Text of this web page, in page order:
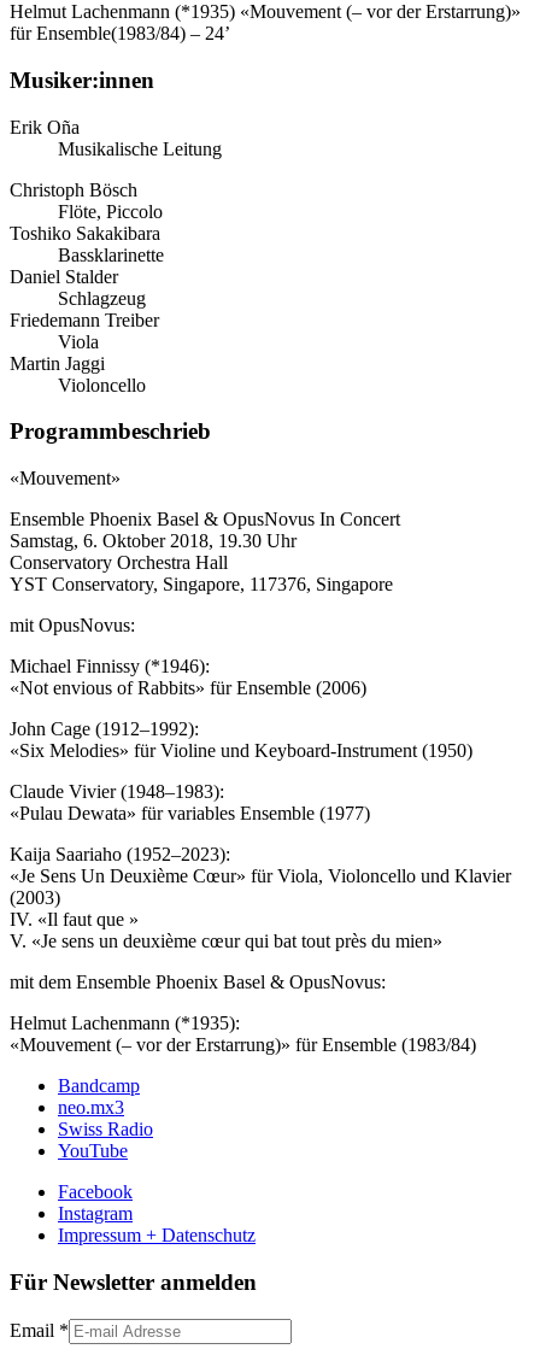
Helmut Lachenmann (*1935) «Mouvement (– vor der Erstarrung)»
für Ensemble(1983/84) – 24’
Musiker:innen
Erik Oña
Musikalische Leitung
Christoph Bösch
Flöte, Piccolo
Toshiko Sakakibara
Bassklarinette
Daniel Stalder
Schlagzeug
Friedemann Treiber
Viola
Martin Jaggi
Violoncello
Programm­beschrieb
«Mouvement»
Ensemble Phoenix Basel & OpusNovus In Concert
Samstag, 6. Oktober 2018, 19.30 Uhr
Conservatory Orchestra Hall
YST Conservatory, Singapore, 117376, Singapore
mit OpusNovus:
Michael Finnissy (*1946):
«Not envious of Rabbits» für Ensemble (2006)
John Cage (1912–1992):
«Six Melodies» für Violine und Keyboard-Instrument (1950)
Claude Vivier (1948–1983):
«Pulau Dewata» für variables Ensemble (1977)
Kaija Saariaho (1952–2023):
«Je Sens Un Deuxième Cœur» für Viola, Violoncello und Klavier
(2003)
IV. «Il faut que »
V. «Je sens un deuxième cœur qui bat tout près du mien»
mit dem Ensemble Phoenix Basel & OpusNovus:
Helmut Lachenmann (*1935):
«Mouvement (– vor der Erstarrung)» für Ensemble (1983/84)
Bandcamp
neo.mx3
Swiss Radio
YouTube
Facebook
Instagram
Impressum + Datenschutz
Für Newsletter anmelden
Email *